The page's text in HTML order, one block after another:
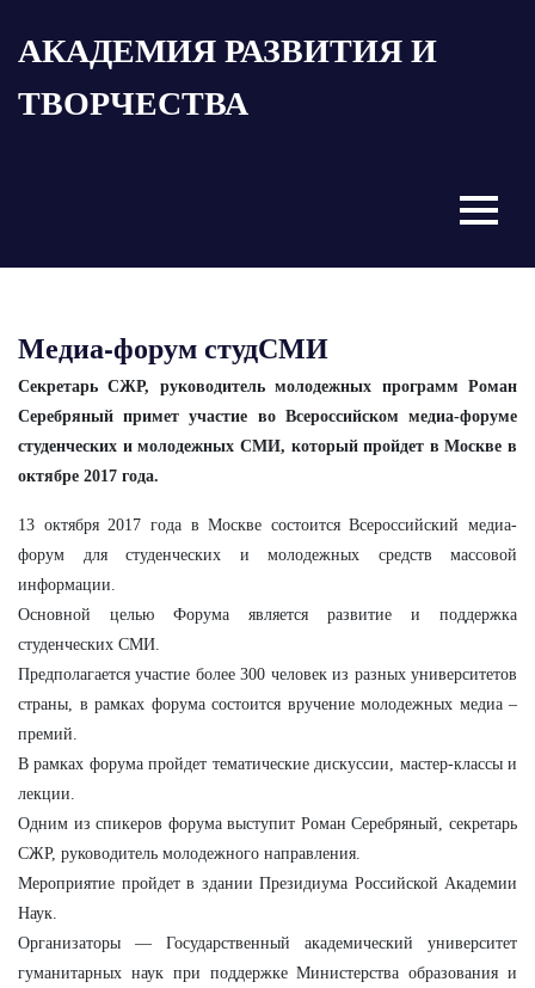
АКАДЕМИЯ РАЗВИТИЯ И
ТВОРЧЕСТВА
Menu
Медиа-форум студСМИ
Секретарь СЖР, руководитель молодежных программ Роман
Серебряный примет участие во Всероссийском медиа-форуме
студенческих и молодежных СМИ, который пройдет в Москве в
октябре 2017 года.
13 октября 2017 года в Москве состоится Всероссийский медиа-
форум для студенческих и молодежных средств массовой
информации.
Основной целью Форума является развитие и поддержка
студенческих СМИ.
Предполагается участие более 300 человек из разных университетов
страны, в рамках форума состоится вручение молодежных медиа –
премий.
В рамках форума пройдет тематические дискуссии, мастер-классы и
лекции.
Одним из спикеров форума выступит Роман Серебряный, секретарь
СЖР, руководитель молодежного направления.
Мероприятие пройдет в здании Президиума Российской Академии
Наук.
Организаторы — Государственный академический университет
гуманитарных наук при поддержке Министерства образования и